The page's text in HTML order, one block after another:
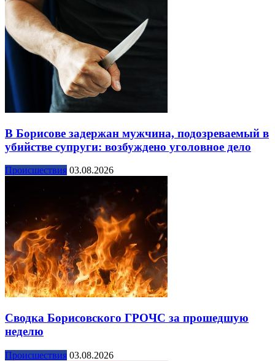
В Борисове задержан мужчина, подозреваемый в
убийстве супруги: возбуждено уголовное дело
Происшествия 03.08.2026
Сводка Борисовского ГРОЧС за прошедшую
неделю
Происшествия 03.08.2026